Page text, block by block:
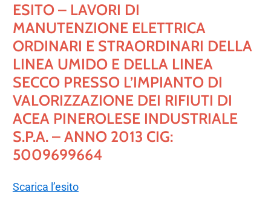
ESITO – LAVORI DI
MANUTENZIONE ELETTRICA
ORDINARI E STRAORDINARI DELLA
LINEA UMIDO E DELLA LINEA
SECCO PRESSO L’IMPIANTO DI
VALORIZZAZIONE DEI RIFIUTI DI
ACEA PINEROLESE INDUSTRIALE
S.P.A. – ANNO 2013 CIG:
5009699664
Scarica l’esito